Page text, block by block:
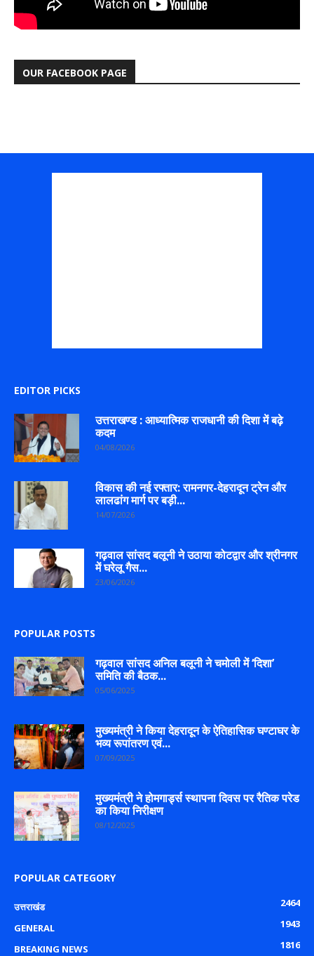
OUR FACEBOOK PAGE
EDITOR PICKS
उत्तराखण्ड : आध्यात्मिक राजधानी की दिशा में बढ़े
कदम
04/08/2026
विकास की नई रफ्तार: रामनगर-देहरादून ट्रेन और
लालढांग मार्ग पर बड़ी...
14/07/2026
गढ़वाल सांसद बलूनी ने उठाया कोटद्वार और श्रीनगर
में घरेलू गैस...
23/06/2026
POPULAR POSTS
गढ़वाल सांसद अनिल बलूनी ने चमोली में ‘दिशा’
समिति की बैठक...
05/06/2025
मुख्यमंत्री ने किया देहरादून के ऐतिहासिक घण्टाघर के
भव्य रूपांतरण एवं...
07/09/2025
मुख्यमंत्री ने होमगार्ड्स स्थापना दिवस पर रैतिक परेड
का किया निरीक्षण
08/12/2025
POPULAR CATEGORY
उत्तराखंड
2464
GENERAL
1943
BREAKING NEWS
1816